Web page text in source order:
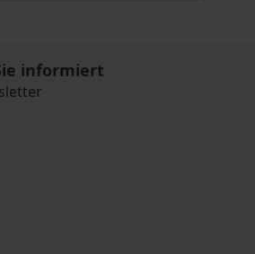
informiert